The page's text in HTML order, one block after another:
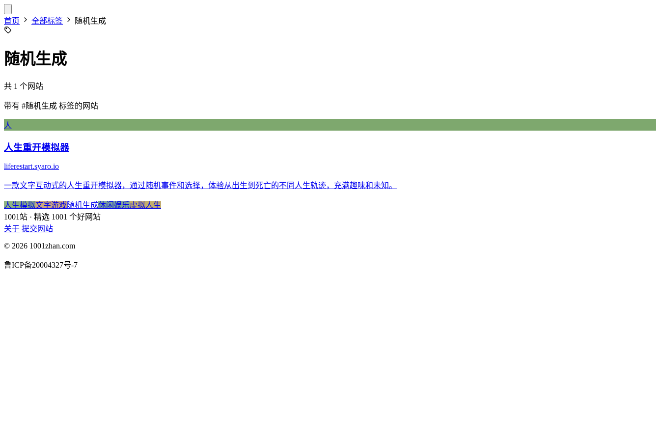
首页 全部标签 随机生成
随机生成
共 1 个网站
带有 #随机生成 标签的网站
人
人生重开模拟器
liferestart.syaro.io
一款文字互动式的人生重开模拟器，通过随机事件和选择，体验从出生到死亡的不同人生轨迹，充满趣味和未知。
人生模拟文字游戏随机生成休闲娱乐虚拟人生
1001站 · 精选 1001 个好网站
关于 提交网站
© 2026 1001zhan.com
鲁ICP备20004327号-7